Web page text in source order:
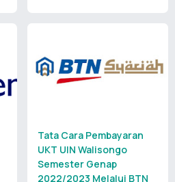
Tata Cara Pembayaran
UKT UIN Walisongo
Semester Genap
2022/2023 Melalui BTN